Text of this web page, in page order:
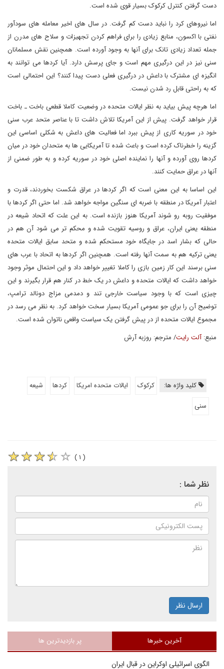
دست گرفتن کنترل کرکوک بسیار قوی شده است.
اما نیروهای کرد را نباید دست کم گرفت. در سال های اخیر معامله های سودآور
نفتی با اکسون، منابع زیادی را برای فراهم کردن تجهیزات و سلاح های مدرن از
جمله تعداد زیادی تانک برای آنها به وجود آورده است. همچنین نقش مسلمانان
سنی نیز در این درگیری مهم است و جای پرسش دارد. آیا کردها می توانند به
انگیزه ای مشترک با داعش در درگیری فعلی دست پیدا کنند؟ این احتمالی است
که به راحتی قابل رد شدن نیست.
اما هرچه پیش بیاید به نظر ایالات متحده در وضعیت کاملا قطعی باخت ـ باخت
قرار خواهد گرفت. پیش از این آمریکا تلاش داشت تا با عناصر متحد عرب سنی
خود در سوریه کاری از پیش ببرد اما فعالیت های داعش به شکلی اساسی این
گزینه را خطرناک کرده است و باعث شده تا آمریکایی ها به متحدان خود در میان
کردها روی آورده و آنها را نماینده اصلی خود در سوریه کرده و به طور ضمنی از
آنها در عراق حمایت کنند.
این اساسا به این معنی است که اگر کردها در عراق شکست بخوردند، قدرت و
اعتبار آمریکا در منطقه با ضربه ای سنگین مواجه خواهد شد. اما حتی اگر کردها با
موفقیت روبه رو شوند آمریکا هنوز بازنده است. به این علت که اتحاد شیعه در
منطقه یعنی ایران، عراق و روسیه تقویت شده و محکم تر می شود آن هم در
حالی که بشار اسد در جایگاه خود مستحکم شده و متحد سابق ایالات متحده
یعنی ترکیه هم به سمت آنها رفته است. همچنین اگر کردها به اتحاد با عرب های
سنی برسند این کار زمین بازی را کاملا تغییر خواهد داد و این احتمال موثر وجود
خواهد داشت که ایالات متحده و داعش در یک خط در کنار هم قرار بگیرند و این
چیزی است که با وجود سیاست خارجی تند و دمدمی مزاج دونالد ترامپ،
توضیح آن را برای جو عمومی آمریکا بسیار سخت خواهد کرد. به نظر می رسد در
مجموع ایالات متحده از در پیش گرفتن یک سیاست واقعی ناتوان شده است.
منبع:آلت رایت/ مترجم: روزبه آرش
کلید واژه ها: کرکوک ایالات متحده امریکا کردها
شیعه
سنی
( ۱ )
نظر شما :
ارسال نظر
آخرین خبرها پر بازدیدترین ها
الگوی اسرائیلی اوکراین در قبال ایران